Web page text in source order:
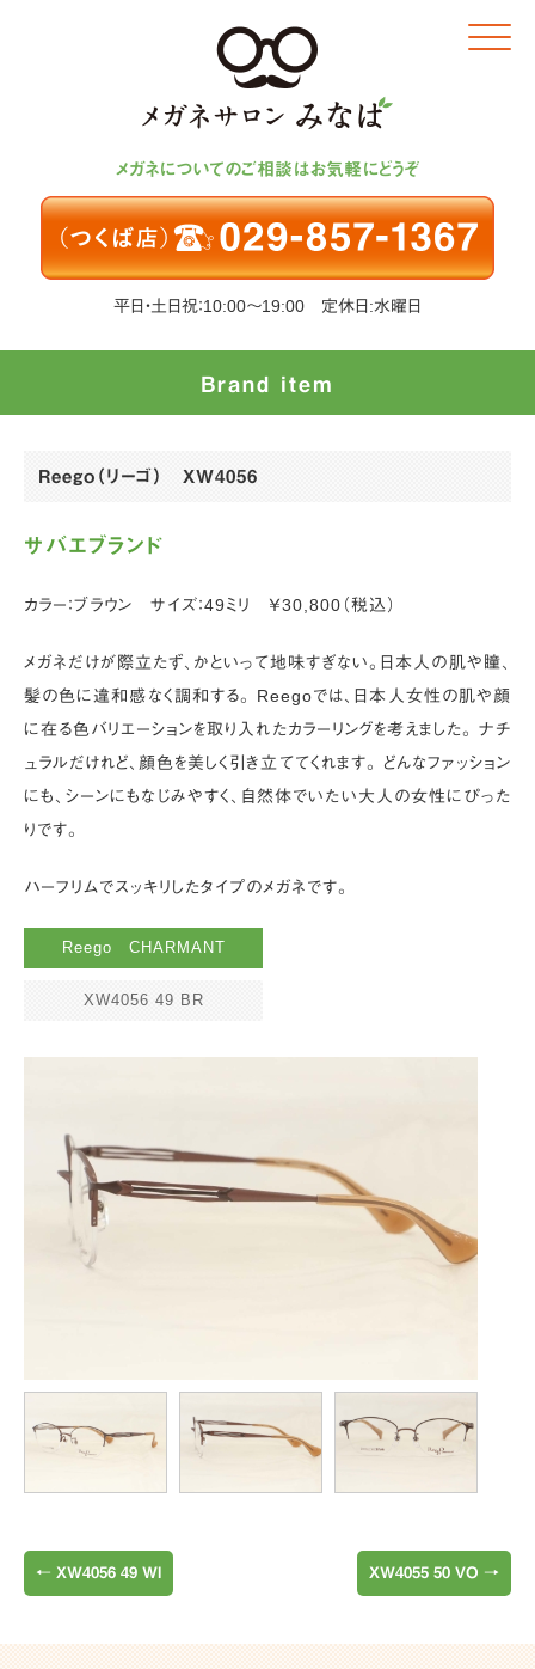
メガネについてのご相談はお気軽にどうぞ
平日・土日祝：10:00～19:00 定休日:水曜日
Click
Brand item
Reego（リーゴ） XW4056
サバエブランド
カラー：ブラウン サイズ：49ミリ ￥30,800（税込）
メガネだけが際立たず、かといって地味すぎない。日本人の肌や瞳、
髪の色に違和感なく調和する。 Reegoでは、日本人女性の肌や顔
に在る色バリエーションを取り入れたカラーリングを考えました。 ナチ
ュラルだけれど、顔色を美しく引き立ててくれます。 どんなファッション
にも、シーンにもなじみやすく、自然体でいたい大人の女性にぴった
りです。
ハーフリムでスッキリしたタイプのメガネです。
Reego CHARMANT
XW4056 49 BR
← XW4056 49 WI XW4055 50 VO →